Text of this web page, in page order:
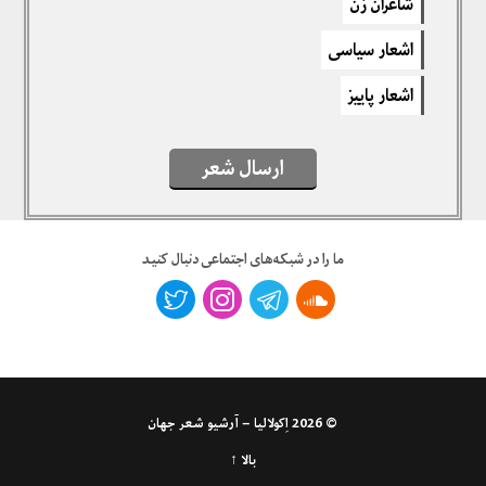
اشعار سیاسی
اشعار پاییز
ارسال شعر
ما را در شبکه‌های اجتماعی دنبال کنید
© 2026
اِکولالیا – آرشیو شعر جهان
بالا ↑